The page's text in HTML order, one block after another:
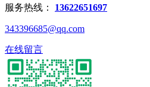
服务热线： 13622651697
343396685@qq.com
在线留言